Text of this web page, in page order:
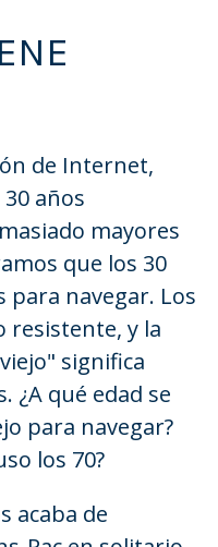
de Internet,
años
mayores
que los 30
para navegar. Los
y la
significa
¿A qué edad se
para navegar?
los 70?
acaba de